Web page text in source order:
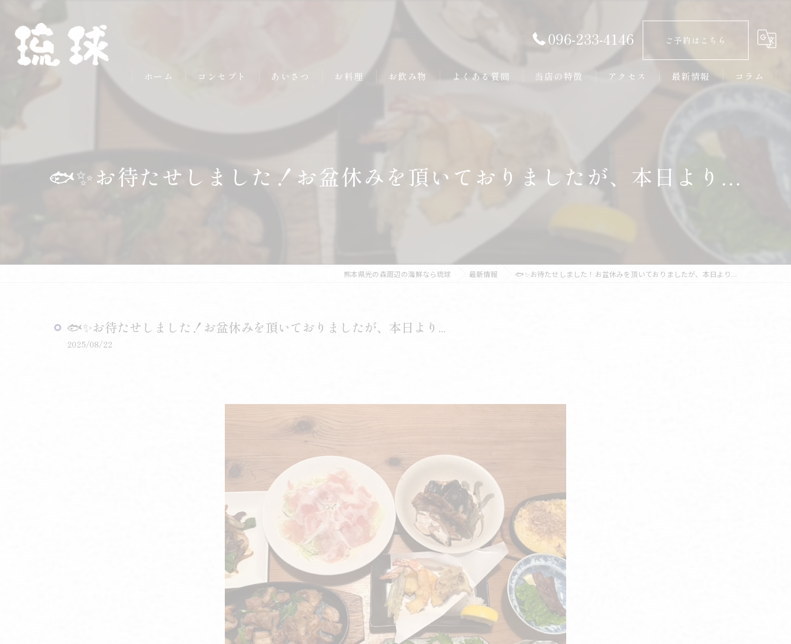
096-233-4146 ご予約はこちら
ホーム コンセプト あいさつ お料理 お飲み物 よくある質問 当店の特徴
新鮮
アクセス 最新情報 コラム
🐟✨お待たせしました！お盆休みを頂いておりましたが、本日より...
熊本県光の森周辺の海鮮なら琉球 最新情報 🐟✨お待たせしました！お盆休みを頂いておりましたが、本日より...
🐟✨お待たせしました！お盆休みを頂いておりましたが、本日より...
2025/08/22